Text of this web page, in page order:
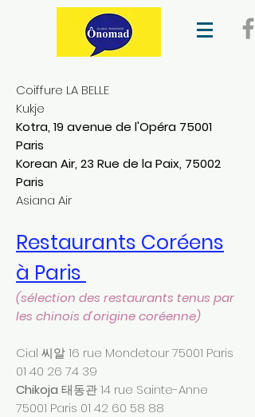
Coiffure LA BELLE
Kukje
Kotra, 19 avenue de l'Opéra 75001
Paris
Korean Air, 23 Rue de la Paix, 75002
Paris
Asiana Air
Restaurants Coréens
à Paris
(sélection des restaurants tenus par
les chinois d'origine coréenne)
Cial 씨알 16 rue Mondetour 75001 Paris
01 40 26 74 39
Chikoja 태동관 14 rue Sainte-Anne
75001 Paris 01 42 60 58 88